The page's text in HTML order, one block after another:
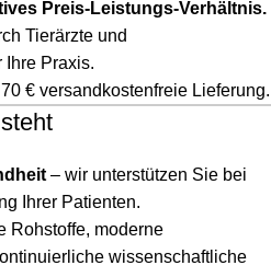
Preis-Leistungs-Verhältnis.
Tierärzte und
Ihre Praxis.
€ versandkostenfreie Lieferung.
– wir unterstützen Sie bei
Ihrer Patienten.
Rohstoffe, moderne
wissenschaftliche